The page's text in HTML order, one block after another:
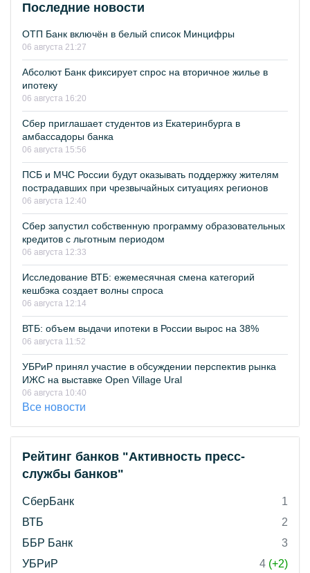
Последние новости
ОТП Банк включён в белый список Минцифры
06 августа 21:27
Абсолют Банк фиксирует спрос на вторичное жилье в
ипотеку
06 августа 16:20
Сбер приглашает студентов из Екатеринбурга в
амбассадоры банка
06 августа 15:56
ПСБ и МЧС России будут оказывать поддержку жителям
пострадавших при чрезвычайных ситуациях регионов
06 августа 12:40
Сбер запустил собственную программу образовательных
кредитов с льготным периодом
06 августа 12:33
Исследование ВТБ: ежемесячная смена категорий
кешбэка создает волны спроса
06 августа 12:14
ВТБ: объем выдачи ипотеки в России вырос на 38%
06 августа 11:52
УБРиР принял участие в обсуждении перспектив рынка
ИЖС на выставке Open Village Ural
06 августа 10:40
Все новости
Рейтинг банков "Активность пресс-
службы банков"
СберБанк
1
ВТБ
2
ББР Банк
3
УБРиР
4 (+2)